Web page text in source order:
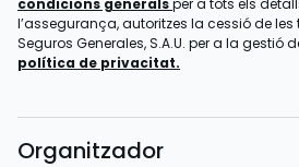
condicions generalsper a tots els
l’assegurança, autoritzes la cessió de
Seguros Generales, S.A.U. per a la gestió
política de privacitat.
Organitzador